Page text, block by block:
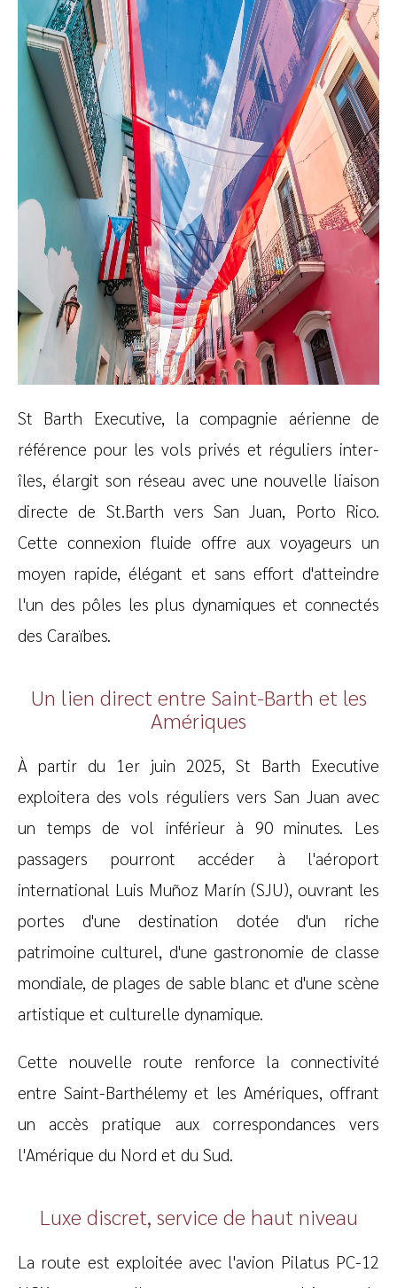
St Barth Executive, la compagnie aérienne de
référence pour les vols privés et réguliers inter-
îles, élargit son réseau avec une nouvelle liaison
directe de St.Barth vers San Juan, Porto Rico.
Cette connexion fluide offre aux voyageurs un
moyen rapide, élégant et sans effort d'atteindre
l'un des pôles les plus dynamiques et connectés
des Caraïbes.
Un lien direct entre Saint-Barth et les
Amériques
À partir du 1er juin 2025, St Barth Executive
exploitera des vols réguliers vers San Juan avec
un temps de vol inférieur à 90 minutes. Les
passagers pourront accéder à l'aéroport
international Luis Muñoz Marín (SJU), ouvrant les
portes d'une destination dotée d'un riche
patrimoine culturel, d'une gastronomie de classe
mondiale, de plages de sable blanc et d'une scène
artistique et culturelle dynamique.
Cette nouvelle route renforce la connectivité
entre Saint-Barthélemy et les Amériques, offrant
un accès pratique aux correspondances vers
l'Amérique du Nord et du Sud.
Luxe discret, service de haut niveau
La route est exploitée avec l'avion Pilatus PC-12